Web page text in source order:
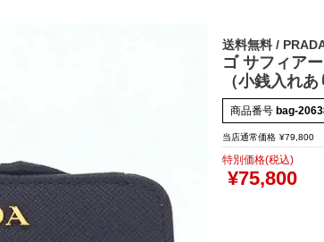
送料無料 /
ゴ サフィア
（小銭入れあ
商品番号 bag-
当店通常価格 ¥79,800
特別価格(税込)
¥75,800